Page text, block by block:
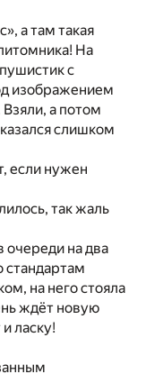
а там такая
На
с
изображением
а потом
слишком
если нужен
так жаль
очереди на два
стандартам
на него стояла
ждёт новую
ласку!